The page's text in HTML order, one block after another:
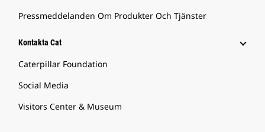
Pressmeddelanden Om Produkter Och Tjänster
Kontakta Cat
Caterpillar Foundation
Social Media
Visitors Center & Museum